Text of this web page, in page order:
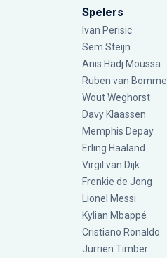
Spelers
Ivan Perisic
Sem Steijn
Anis Hadj Moussa
Ruben van Bommel
Wout Weghorst
Davy Klaassen
Memphis Depay
Erling Haaland
Virgil van Dijk
Frenkie de Jong
Lionel Messi
Kylian Mbappé
Cristiano Ronaldo
Jurriën Timber